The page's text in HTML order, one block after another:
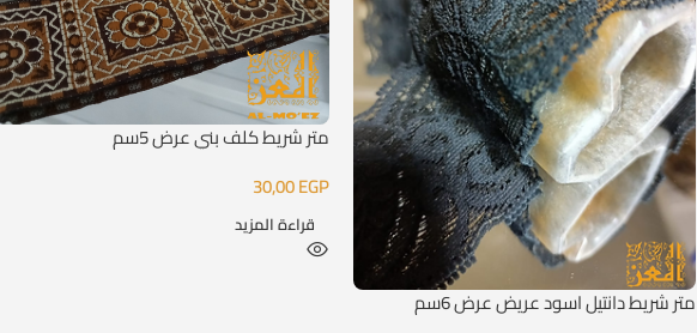
متر شريط دانتيل اسود عريض عرض 6سم
متر شريط كلف بني عرض 5سم
30,00EGP
قراءة المزيد